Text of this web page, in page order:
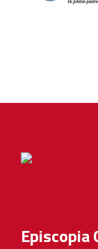
Episcopia